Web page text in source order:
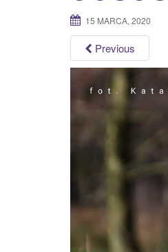
15 MARCA, 2020
Previous